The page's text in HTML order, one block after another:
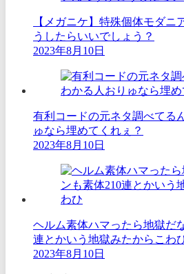
【メガニケ】特殊個体モダニ
うしたらいいでしょう？
2023年8月10日
有利コードの元ネタ調べてる
ゅなら埋めてくれぇ？
2023年8月10日
ヘルム素体ハマったら地獄だ
連とかいう地獄みたからこわ
2023年8月10日